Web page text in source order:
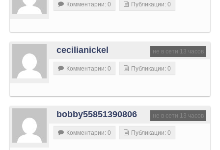
Комментарии: 0 Публикации: 0
не в сети 13 часов
cecilianickel
Комментарии: 0 Публикации: 0
не в сети 13 часов
bobby55851390806
Комментарии: 0 Публикации: 0